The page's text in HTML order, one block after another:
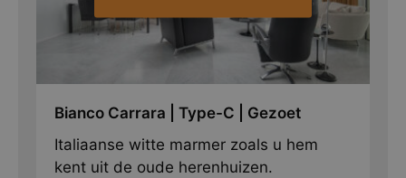
Bianco Carrara | Type-C | Gezoet
Italiaanse witte marmer zoals u hem
kent uit de oude herenhuizen.